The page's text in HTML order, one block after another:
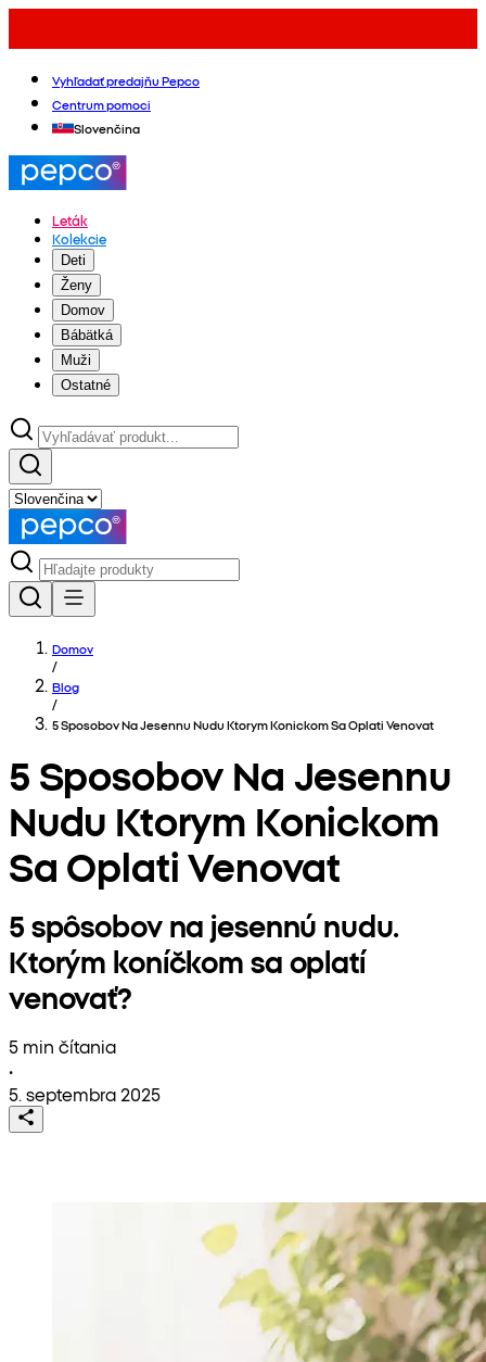
Vyhľadať predajňu Pepco
Centrum pomoci
Slovenčina
Leták
Kolekcie
Deti
Ženy
Domov
Bábätká
Muži
Ostatné
Domov
/
Blog
/
5 Sposobov Na Jesennu Nudu Ktorym Konickom Sa Oplati Venovat
5 Sposobov Na Jesennu
Nudu Ktorym Konickom
Sa Oplati Venovat
5 spôsobov na jesennú nudu.
Ktorým koníčkom sa oplatí
venovať?
5 min čítania
•
5. septembra 2025